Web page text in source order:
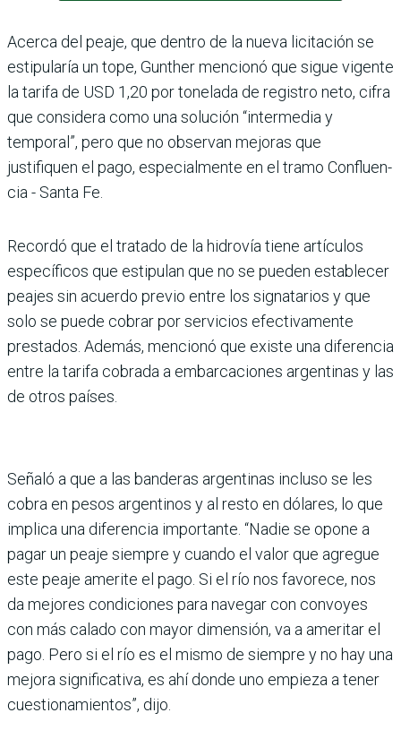
Acerca del peaje, que den­tro de la nueva licitación se
estipularía un tope, Gunther mencionó que sigue vigente
la tarifa de USD 1,20 por tone­lada de registro neto, cifra
que considera como una solución “intermedia y
temporal”, pero que no observan mejoras que
justifiquen el pago, especial­mente en el tramo Confluen­
cia - Santa Fe.
Recordó que el tratado de la hidrovía tiene artículos
espe­cíficos que estipulan que no se pueden establecer
peajes sin acuerdo previo entre los sig­natarios y que
solo se puede cobrar por servicios efecti­vamente
prestados. Además, mencionó que existe una dife­rencia
entre la tarifa cobrada a embarcaciones argentinas y las
de otros países.
Señaló a que a las banderas argentinas incluso se les
cobra en pesos argentinos y al resto en dóla­res, lo que
implica una dife­rencia importante. “Nadie se opone a
pagar un peaje siempre y cuando el valor que agregue
este peaje amerite el pago. Si el río nos favorece, nos
da mejo­res condiciones para navegar con convoyes
con más calado con mayor dimensión, va a ameritar el
pago. Pero si el río es el mismo de siempre y no hay una
mejora significativa, es ahí donde uno empieza a tener
cuestionamientos”, dijo.